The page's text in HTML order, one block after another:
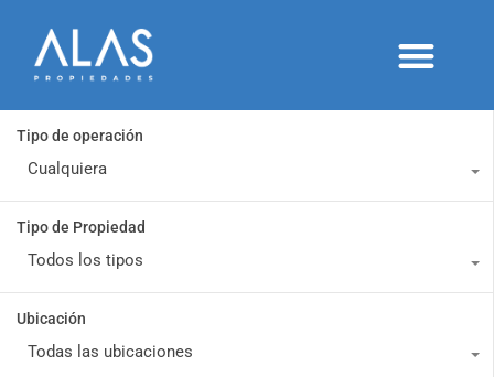
Tipo de operación
Cualquiera
Tipo de Propiedad
Todos los tipos
Ubicación
Todas las ubicaciones